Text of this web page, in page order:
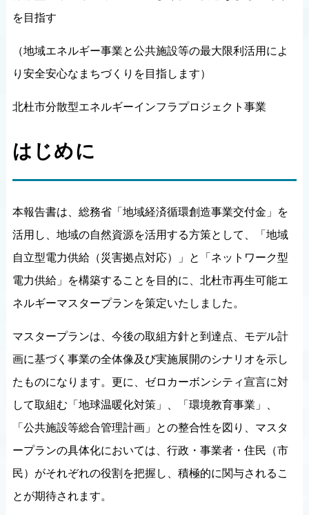
を目指す
（地域エネルギー事業と公共施設等の最大限利活用によ
り安全安心なまちづくりを目指します）
北杜市分散型エネルギーインフラプロジェクト事業
はじめに
本報告書は、総務省「地域経済循環創造事業交付金」を
活用し、地域の自然資源を活用する方策として、「地域
自立型電力供給（災害拠点対応）」と「ネットワーク型
電力供給」を構築することを目的に、北杜市再生可能エ
ネルギーマスタープランを策定いたしました。
マスタープランは、今後の取組方針と到達点、モデル計
画に基づく事業の全体像及び実施展開のシナリオを示し
たものになります。更に、ゼロカーボンシティ宣言に対
して取組む「地球温暖化対策」、「環境教育事業」、
「公共施設等総合管理計画」との整合性を図り、マスタ
ープランの具体化においては、行政・事業者・住民（市
民）がそれぞれの役割を把握し、積極的に関与されるこ
とが期待されます。